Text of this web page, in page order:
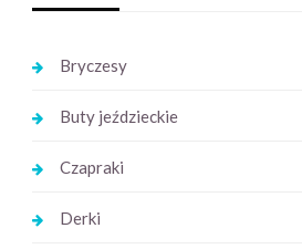
Bryczesy
Buty jeździeckie
Czapraki
Derki